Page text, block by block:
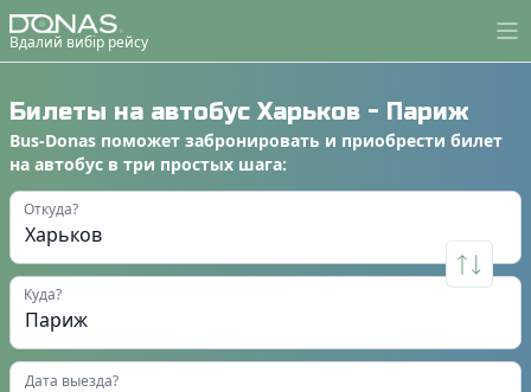
Вдалий вибір рейсу
Билеты на автобус Харьков - Париж
Bus-Donas поможет забронировать и приобрести билет
на автобус в три простых шага:
Откуда?
Куда?
Дата выезда?